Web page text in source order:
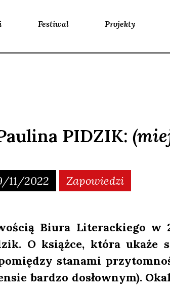
Festiwal Projekty
PIDZIK:
11/2022 Zapowiedzi
Biu­ra Lite­rac­kie­go w
O książ­ce, któ­ra uka­że
sta­na­mi
bar­dzo dosłow­nym).